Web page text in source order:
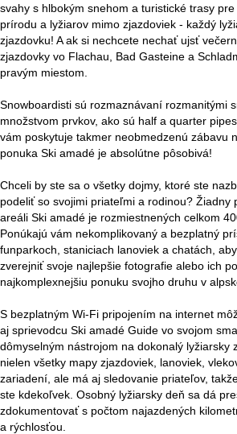
svahy s hlbokým snehom a turistické trasy
prírodu a lyžiarov mimo zjazdoviek - každý
zjazdovku! A ak si nechcete nechať ujsť
zjazdovky vo Flachau, Bad Gasteine a
pravým miestom.
Snowboardisti sú rozmaznávaní rozmanitými
množstvom prvkov, ako sú half a quarter
vám poskytuje takmer neobmedzenú zábavu
ponuka Ski amadé je absolútne pôsobivá!
Chceli by ste sa o všetky dojmy, ktoré ste
podeliť so svojimi priateľmi a rodinou? Žiadny
areáli Ski amadé je rozmiestnených celkom
Ponúkajú vám nekomplikovaný a bezplatný
funparkoch, staniciach lanoviek a chatách,
zverejniť svoje najlepšie fotografie alebo ich
najkomplexnejšiu ponuku svojho druhu v
S bezplatným Wi-Fi pripojením na internet
aj sprievodcu Ski amadé Guide vo svojom
dômyselným nástrojom na dokonalý lyžiarsky
nielen všetky mapy zjazdoviek, lanoviek,
zariadení, ale má aj sledovanie priateľov,
ste kdekoľvek. Osobný lyžiarsky deň sa dá
zdokumentovať s počtom najazdených
a rýchlosťou.